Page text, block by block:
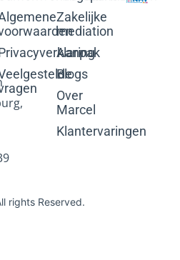
Zakelijke
mediation
Aanpak
Blogs
Over
Marcel
Klantervaringen
rights Reserved.